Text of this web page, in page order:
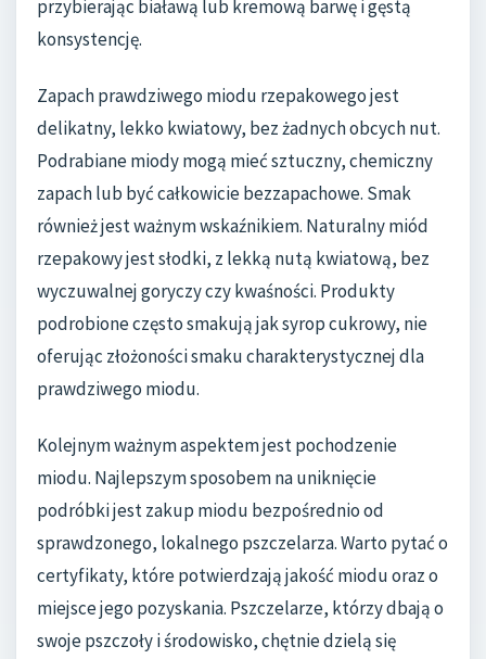
przybierając białawą lub kremową barwę i gęstą
konsystencję.
Zapach prawdziwego miodu rzepakowego jest
delikatny, lekko kwiatowy, bez żadnych obcych nut.
Podrabiane miody mogą mieć sztuczny, chemiczny
zapach lub być całkowicie bezzapachowe. Smak
również jest ważnym wskaźnikiem. Naturalny miód
rzepakowy jest słodki, z lekką nutą kwiatową, bez
wyczuwalnej goryczy czy kwaśności. Produkty
podrobione często smakują jak syrop cukrowy, nie
oferując złożoności smaku charakterystycznej dla
prawdziwego miodu.
Kolejnym ważnym aspektem jest pochodzenie
miodu. Najlepszym sposobem na uniknięcie
podróbki jest zakup miodu bezpośrednio od
sprawdzonego, lokalnego pszczelarza. Warto pytać o
certyfikaty, które potwierdzają jakość miodu oraz o
miejsce jego pozyskania. Pszczelarze, którzy dbają o
swoje pszczoły i środowisko, chętnie dzielą się